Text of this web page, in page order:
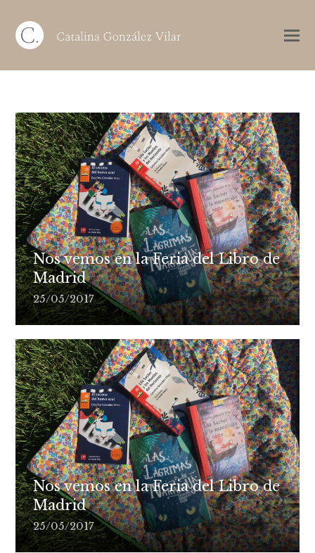
Nos vemos en la Feria del Libro de
Madrid
25/05/2017
Nos vemos en la Feria del Libro de
Madrid
25/05/2017